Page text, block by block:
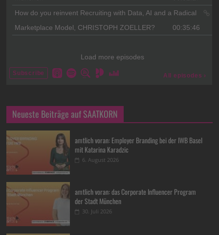
Neueste Beiträge auf SAATKORN
amtlich voran: Employer Branding bei der IWB Basel
mit Katarina Karadzic
6. August 2026
amtlich voran: das Corporate Influencer Program
der Stadt München
30. Juli 2026